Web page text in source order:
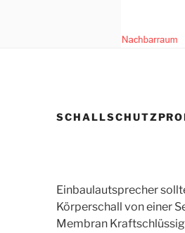
Einbaulautsprecher
Körperschall von einer
Membran